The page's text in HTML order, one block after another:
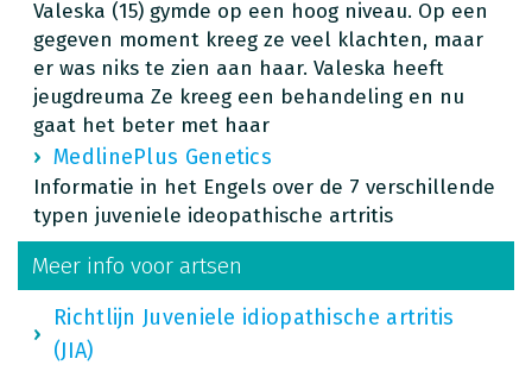
Valeska (15) gymde op een hoog niveau. Op een
gegeven moment kreeg ze veel klachten, maar
er was niks te zien aan haar. Valeska heeft
jeugdreuma Ze kreeg een behandeling en nu
gaat het beter met haar
MedlinePlus Genetics
Informatie in het Engels over de 7 verschillende
typen juveniele ideopathische artritis
Meer info voor artsen
Richtlijn Juveniele idiopathische artritis
(JIA)